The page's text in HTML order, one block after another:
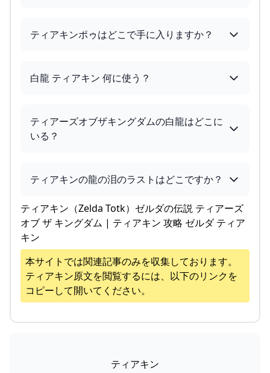
ティアキンポゥはどこで手に入りますか？
白龍 ティアキン 何に使う？
ティアーズオブザキングダムの白龍はどこに
いる？
ティアキンの龍の泪のラストはどこですか？
ティアキン（Zelda Totk）ゼルダの伝説 ティアーズ
オブ ザ キングダム | ティアキン 攻略 ゼルダ ティア
キン
本サイトでは関連記事のみを収集しております。
ティアキン原文を閲覧するには、以下のリンクを
コピーして開いてください。
ティアキン